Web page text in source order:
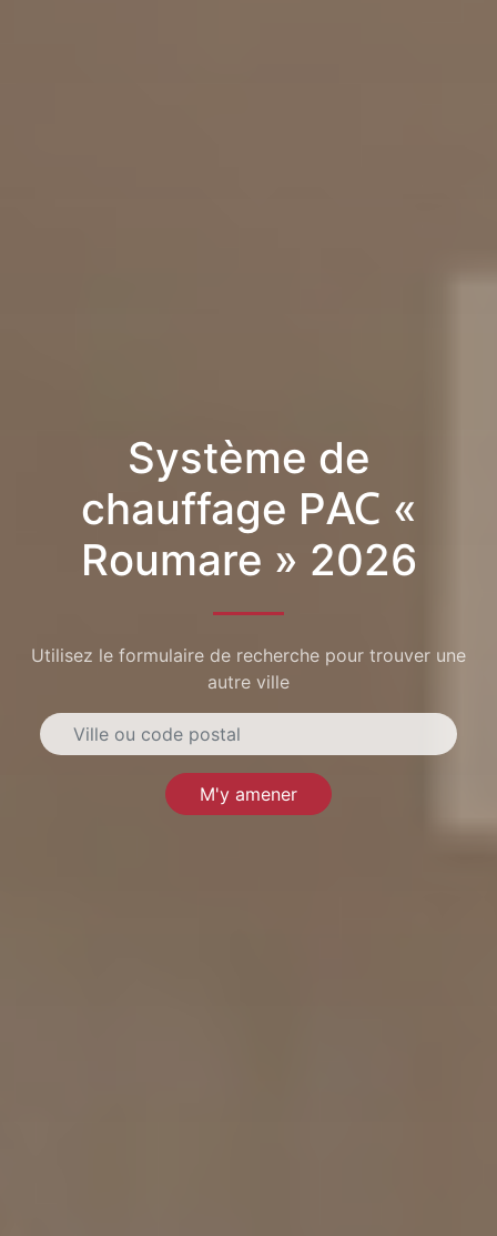
Système de
chauffage PAC «
Roumare » 2026
Utilisez le formulaire de recherche pour trouver une
autre ville
M'y amener